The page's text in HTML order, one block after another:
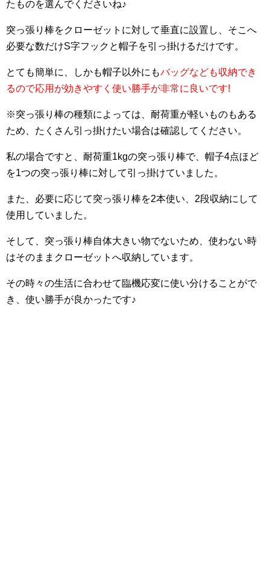
たものを選んでくださいね♪
突っ張り棒をクローゼットに対して垂直に設置し、そこへ
必要な数だけS字フックと帽子を引っ掛けるだけです。
とても簡単に、しかも帽子以外にもバッグなども収納でき
るので応用が効きやすく使い勝手が非常に良いです!
※突っ張り棒の種類によっては、耐荷重が軽いものもある
ため、たくさん引っ掛けたい場合は確認してください。
私の場合ですと、耐荷重1kgの突っ張り棒で、帽子4点ほど
を1つの突っ張り棒に対して引っ掛けていました。
また、必要に応じて突っ張り棒を2本使い、2段収納にして
使用していました。
そして、突っ張り棒自体大きい物でないため、使わない時
はそのままクローゼットへ収納しています。
その時々の生活に合わせて臨機応変に使い分けることがで
き、使い勝手が良かったです♪